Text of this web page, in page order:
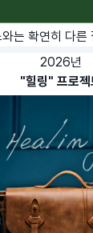
는 확연히 다른
2026년
"힐링" 프로젝